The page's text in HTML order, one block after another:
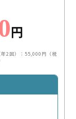
円
2回）：55,000円（税